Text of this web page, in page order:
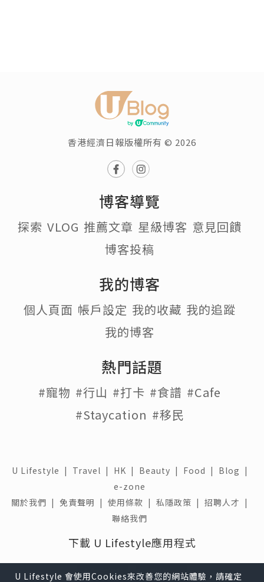
香港經濟日報版權所有 © 2026
博客導覽
探索 VLOG 推薦文章 星級博客 意見回饋
博客投稿
我的博客
個人頁面 帳戶設定 我的收藏 我的追蹤
我的博客
熱門話題
#寵物 #行山 #打卡 #食譜 #Cafe
#Staycation #移民
U Lifestyle | Travel | HK | Beauty | Food | Blog |
e-zone
關於我們 | 免責聲明 | 使用條款 | 私隱政策 | 招聘人才 |
聯絡我們
下載 U Lifestyle應用程式
U Lifestyle 會使用Cookies來改善您的網站體驗，請確定